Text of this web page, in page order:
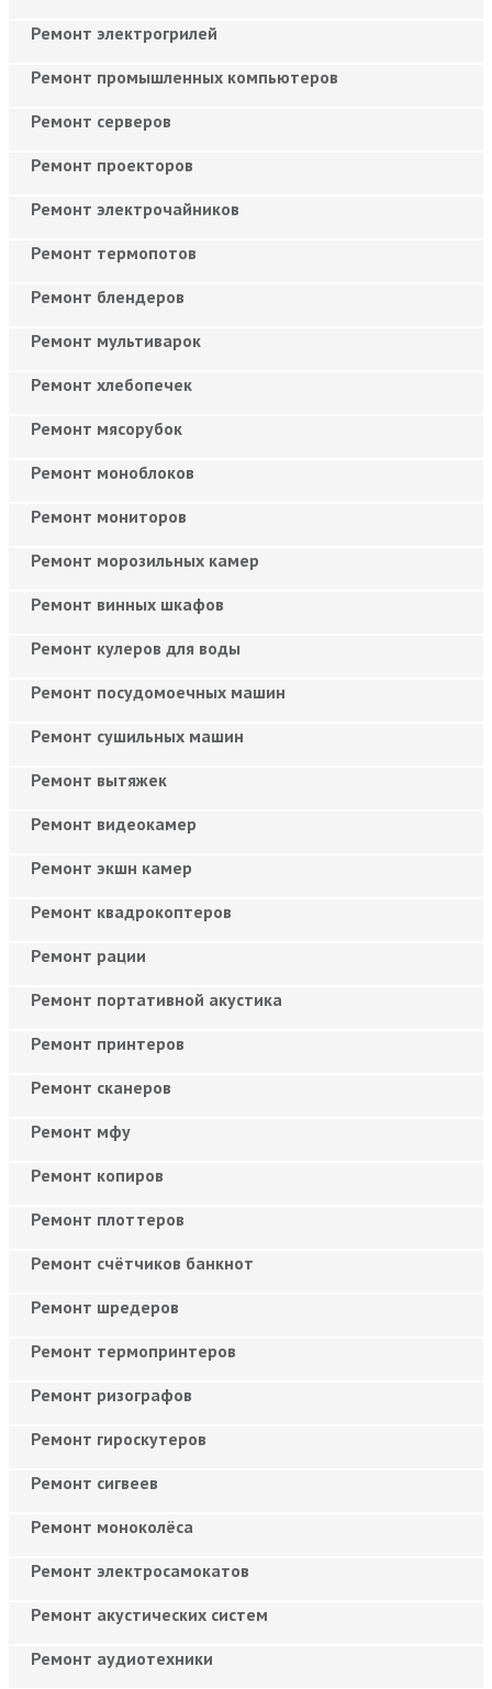
Ремонт электрогрилей
Ремонт промышленных компьютеров
Ремонт серверов
Ремонт проекторов
Ремонт электрочайников
Ремонт термопотов
Ремонт блендеров
Ремонт мультиварок
Ремонт хлебопечек
Ремонт мясорубок
Ремонт моноблоков
Ремонт мониторов
Ремонт морозильных камер
Ремонт винных шкафов
Ремонт кулеров для воды
Ремонт посудомоечных машин
Ремонт сушильных машин
Ремонт вытяжек
Ремонт видеокамер
Ремонт экшн камер
Ремонт квадрокоптеров
Ремонт рации
Ремонт портативной акустика
Ремонт принтеров
Ремонт сканеров
Ремонт мфу
Ремонт копиров
Ремонт плоттеров
Ремонт счётчиков банкнот
Ремонт шредеров
Ремонт термопринтеров
Ремонт ризографов
Ремонт гироскутеров
Ремонт сигвеев
Ремонт моноколёса
Ремонт электросамокатов
Ремонт акустических систем
Ремонт аудиотехники